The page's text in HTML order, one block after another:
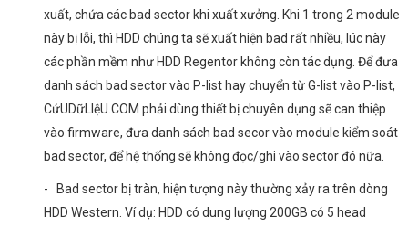
xuất, chứa các bad sector khi xuất xưởng. Khi 1 trong 2 module
này bị lỗi, thì HDD chúng ta sẽ xuất hiện bad rất nhiều, lúc này
các phần mềm như HDD Regentor không còn tác dụng. Để đưa
danh sách bad sector vào P-list hay chuyển từ G-list vào P-list,
CứUDữLIệU.COM phải dùng thiết bị chuyên dụng sẽ can thiệp
vào firmware, đưa danh sách bad secor vào module kiểm soát
bad sector, để hệ thống sẽ không đọc/ghi vào sector đó nữa.
- Bad sector bị tràn, hiện tượng này thường xảy ra trên dòng
HDD Western. Ví dụ: HDD có dung lượng 200GB có 5 head